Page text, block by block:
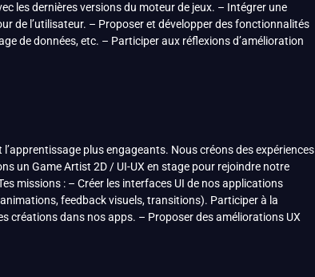
les dernières versions du moteur de jeux. – Intégrer une
de l’utilisateur. – Proposer et développer des fonctionnalités
de données, etc. – Participer aux réflexions d’amélioration
plus engageants. Nous créons des expériences
un Game Artist 2D / UI-UX en stage pour rejoindre notre
missions : – Créer les interfaces UI de nos applications
feedback visuels, transitions). Participer à la
créations dans nos apps. – Proposer des améliorations UX